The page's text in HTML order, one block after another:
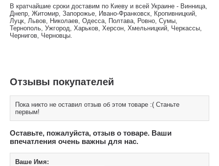
В кратчайшие сроки доставим по Киеву и всей Украине - Винница,
Днепр, Житомир, Запорожье, Ивано-Франковск, Кропивницкий,
Луцк, Львов, Николаев, Одесса, Полтава, Ровно, Сумы,
Тернополь, Ужгород, Харьков, Херсон, Хмельницкий, Черкассы,
Чернигов, Черновцы.
Отзывы покупателей
Пока никто не оставил отзыв об этом товаре :( Станьте
первым!
Оставьте, пожалуйста, отзыв о товаре. Ваши
впечатления очень важны для нас.
Ваше Имя: